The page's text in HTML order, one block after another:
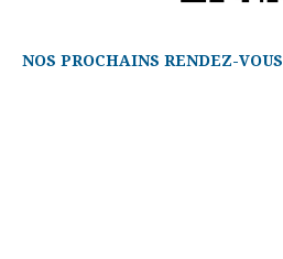
NOS PROCHAINS RENDEZ-VOUS